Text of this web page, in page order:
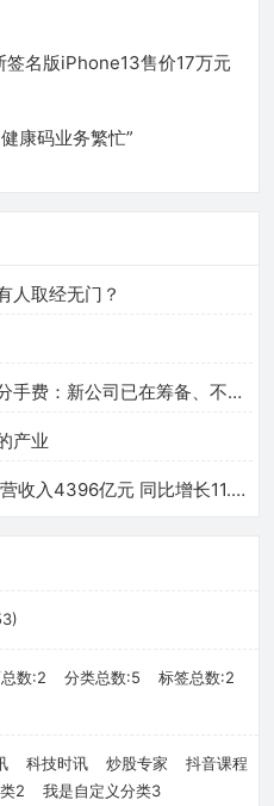
名版iPhone13售价17万元
康码业务繁忙”
人取经无门？
：新公司已在筹备、不叫锤子
产业
入4396亿元 同比增长11.7%
数:2 分类总数:5
标签总数:2
科技时讯 炒股专家
抖音课程
2 我是自定义分类3